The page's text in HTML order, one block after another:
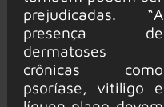
prejudicadas. “A
presença de
dermatoses
crônicas como
psoríase, vitiligo e